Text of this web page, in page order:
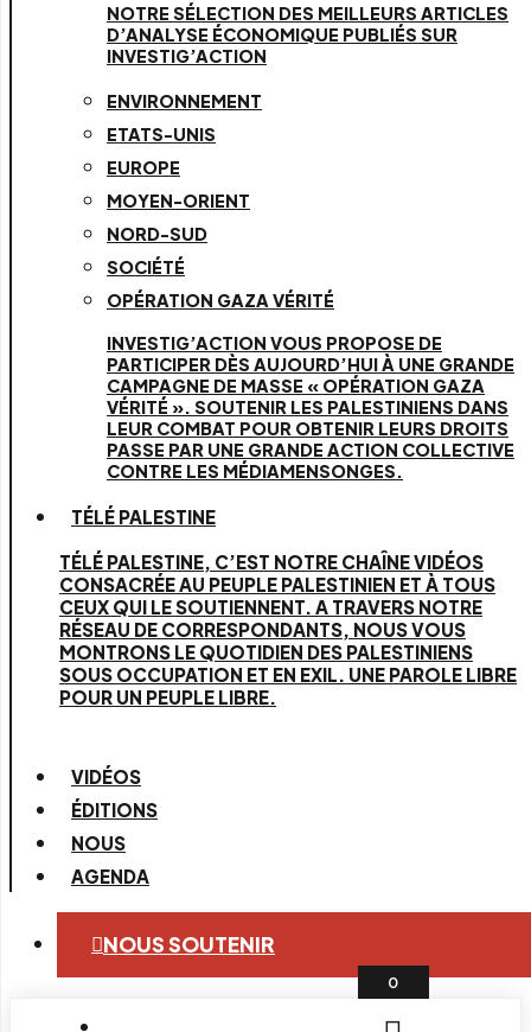
NOTRE SÉLECTION DES MEILLEURS ARTICLES
D’ANALYSE ÉCONOMIQUE PUBLIÉS SUR
INVESTIG’ACTION
ENVIRONNEMENT
ETATS-UNIS
EUROPE
MOYEN-ORIENT
NORD-SUD
SOCIÉTÉ
OPÉRATION GAZA VÉRITÉ
INVESTIG’ACTION VOUS PROPOSE DE
PARTICIPER DÈS AUJOURD’HUI À UNE GRANDE
CAMPAGNE DE MASSE « OPÉRATION GAZA
VÉRITÉ ». SOUTENIR LES PALESTINIENS DANS
LEUR COMBAT POUR OBTENIR LEURS DROITS
PASSE PAR UNE GRANDE ACTION COLLECTIVE
CONTRE LES MÉDIAMENSONGES.
TÉLÉ PALESTINE
TÉLÉ PALESTINE, C’EST NOTRE CHAÎNE VIDÉOS
CONSACRÉE AU PEUPLE PALESTINIEN ET À TOUS
CEUX QUI LE SOUTIENNENT. A TRAVERS NOTRE
RÉSEAU DE CORRESPONDANTS, NOUS VOUS
MONTRONS LE QUOTIDIEN DES PALESTINIENS
SOUS OCCUPATION ET EN EXIL. UNE PAROLE LIBRE
POUR UN PEUPLE LIBRE.
VIDÉOS
ÉDITIONS
NOUS
AGENDA
NOUS SOUTENIR
0